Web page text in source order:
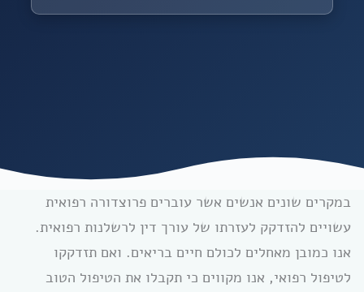
במקרים שונים אנשים אשר עוברים פרוצדורה רפואית
עשויים להזדקק לעזרתו של עורך דין לרשלנות רפואית.
אנו כמובן מאחלים לכולם חיים בריאים. ואם תזדקקו
לטיפול רפואי, אנו מקווים כי תקבלו את הטיפול הטוב